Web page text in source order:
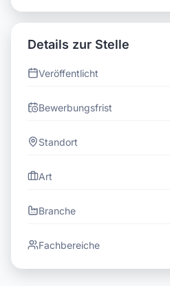
Details zur Stelle
Veröffentlicht
Bewerbungsfrist
Standort
Art
Branche
Fachbereiche